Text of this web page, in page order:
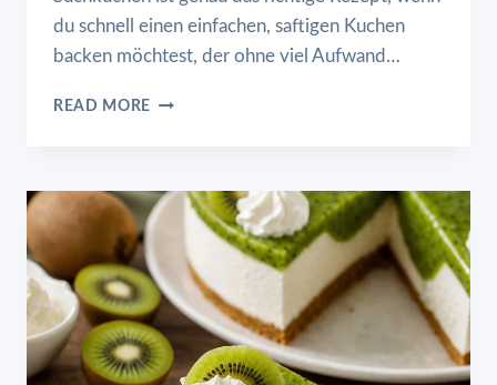
du schnell einen einfachen, saftigen Kuchen
backen möchtest, der ohne viel Aufwand…
READ MORE SUCHKUCHEN